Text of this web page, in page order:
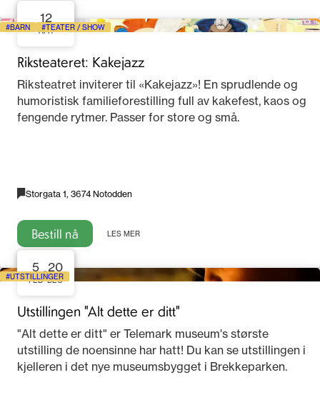
BARN TEATER / SHOW
12
APR
Riksteateret: Kakejazz
Riksteatret inviterer til «Kakejazz»! En sprudlende og
humoristisk familieforestilling full av kakefest, kaos og
fengende rytmer. Passer for store og små.
Storgata 1, 3674 Notodden
Bestill nå LES MER
UTSTILLINGER
5
FEB
-20
DEC
Utstillingen "Alt dette er ditt"
"Alt dette er ditt" er Telemark museum's største
utstilling de noensinne har hatt! Du kan se utstillingen i
kjelleren i det nye museumsbygget i Brekkeparken.